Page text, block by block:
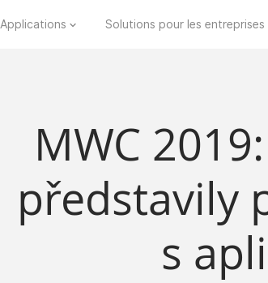
Applications Solutions pour les entreprises
MWC
představily
s